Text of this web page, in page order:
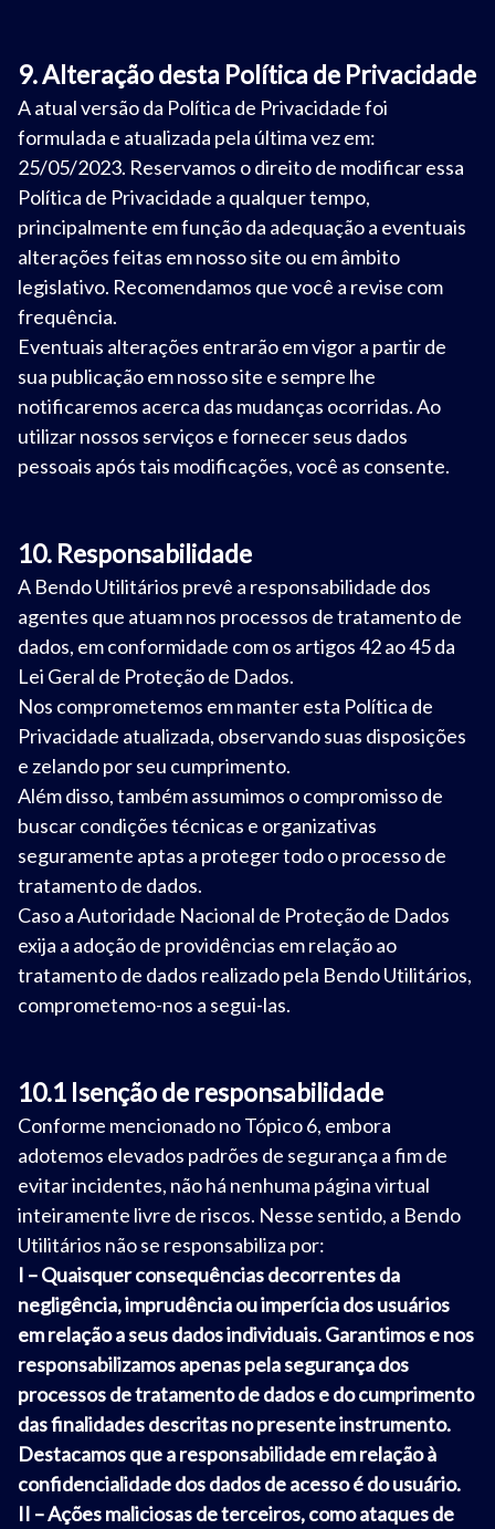
9. Alteração desta Política de Privacidade
A atual versão da Política de Privacidade foi
formulada e atualizada pela última vez em:
25/05/2023. Reservamos o direito de modificar essa
Política de Privacidade a qualquer tempo,
principalmente em função da adequação a eventuais
alterações feitas em nosso site ou em âmbito
legislativo. Recomendamos que você a revise com
frequência.
Eventuais alterações entrarão em vigor a partir de
sua publicação em nosso site e sempre lhe
notificaremos acerca das mudanças ocorridas. Ao
utilizar nossos serviços e fornecer seus dados
pessoais após tais modificações, você as consente.
10. Responsabilidade
A Bendo Utilitários prevê a responsabilidade dos
agentes que atuam nos processos de tratamento de
dados, em conformidade com os artigos 42 ao 45 da
Lei Geral de Proteção de Dados.
Nos comprometemos em manter esta Política de
Privacidade atualizada, observando suas disposições
e zelando por seu cumprimento.
Além disso, também assumimos o compromisso de
buscar condições técnicas e organizativas
seguramente aptas a proteger todo o processo de
tratamento de dados.
Caso a Autoridade Nacional de Proteção de Dados
exija a adoção de providências em relação ao
tratamento de dados realizado pela Bendo Utilitários,
comprometemo-nos a segui-las.
10.1 Isenção de responsabilidade
Conforme mencionado no Tópico 6, embora
adotemos elevados padrões de segurança a fim de
evitar incidentes, não há nenhuma página virtual
inteiramente livre de riscos. Nesse sentido, a Bendo
Utilitários não se responsabiliza por:
I – Quaisquer consequências decorrentes da
negligência, imprudência ou imperícia dos usuários
em relação a seus dados individuais. Garantimos e nos
responsabilizamos apenas pela segurança dos
processos de tratamento de dados e do cumprimento
das finalidades descritas no presente instrumento.
Destacamos que a responsabilidade em relação à
confidencialidade dos dados de acesso é do usuário.
II – Ações maliciosas de terceiros, como ataques de